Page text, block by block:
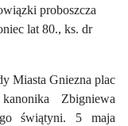
proboszcza
lat 80., ks. dr
Miasta Gniezna plac
Zbigniewa
świątyni. 5 maja